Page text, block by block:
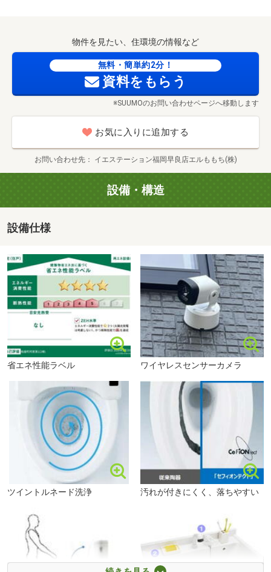
ディスカウントドラッグコスモス柚須店まで1195m
MrMax粕屋店まで1614m
粕屋町立粕屋西小学校まで473m
■【コンビニ】セブンイレブン粕屋仲原店（約1030m・徒
歩13分）
■【コンビニ】ローソン粕屋口ノ坪店（約1198m・徒歩15
■【ドラッグストア】ディスカウントドラッグコスモス柚
■【ドラッグストア】ドラッグストアモリ空港東店（約
■【ドラッグストア】ディスカウントドラッグコスモス長
者原店（約1166m・徒歩15分）
■【ホームセンター】スーパービバホーム福岡東店（約
分）
26分）
■【小学校】粕屋町立粕屋西小学校（約473m・徒歩6分）
■【幼稚園・保育園】粕屋町立西幼稚園（約291m・徒歩4
分）
■【幼稚園・保育園】粕屋町立西保育所（約845m・徒歩11
分）
■【幼稚園・保育園】いろどり保育園（約939m・徒歩12
分）
■【病院】社会医療法人青洲会福岡青洲会病院（約
1192m・徒歩15分）
■【病院】福岡県社会保険医療協会社会保険仲原病院（約
1480m・徒歩19分）
■【郵便局】粕屋仲原郵便局（約650m・徒歩9分）
■【郵便局】福岡流通センター内郵便局（約1627m・徒歩
■【郵便局】亀山郵便局（約2308m・徒歩29分）
（約1337m・徒歩17分）
■【銀行】西日本シティ銀行イオン福岡東出張所（約
1311m・徒歩17分）
■【銀行】遠賀信用金庫空港東支店（約1656m・徒歩21
事前予約を頂くと、スムーズにご見学可能です。
またお客様のご指定場所（自宅・最寄り駅など）で
お待ち合わせをしてからのご案内も承っております。
（もちろん無料です）
※夜間のご見学も可能です。（要事前相談）
・おしゃれなお家に住みたい。
・何から始めて良いのかわからない。
・とりあえずお家を見てみたい。
〇●〇想定所要お時間〇●〇
・現地でのご見学1件あたり (約30分～)
・ご来店、お家探しのご相談 (約40分～)
・資金計画、ローンのご相談 (約30分～)
〇●〇お問い合わせについて〇●〇
■物件資料が欲しいという方はオレンジの
「資料請求（無料）」ボタンをクリックしてください。
フリーダイヤル0120-009677からでも資料請求可能です。
※ご予算、ご希望のエリア等お伝えいただけると
お問合せ物件以外もご提案させて頂きます。
■その他、簡単な質問、当日の見学予約も
イエステーション早良店、エルももち株式会社では
しつこい営業・勧誘等は行いません。
※スマートフォンご利用の方は青い電話マークを
物件を見たい、住環境の情報など
無料・簡単約2分！
資料をもらう
※SUUMOのお問い合わせページへ移動します
お気に入りに追加する
お問い合わせ先 イエステーション福岡早良店エルももち(株)
設備・構造
設備仕様
省エネ性能ラベル ワイヤレスセンサーカメラ
ツイントルネード洗浄 汚れが付きにくく、落ちやすい